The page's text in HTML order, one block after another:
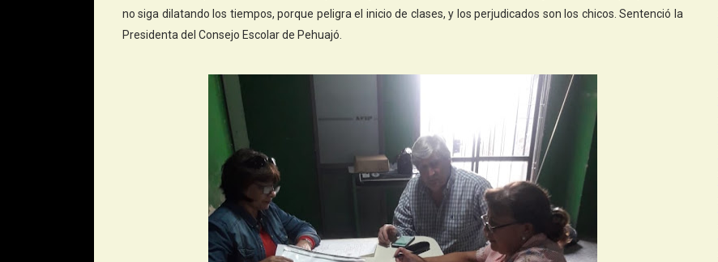
no siga dilatando los tiempos, porque peligra el inicio de clases, y los perjudicados son los chicos. Sentenció la
Presidenta del Consejo Escolar de Pehuajó.